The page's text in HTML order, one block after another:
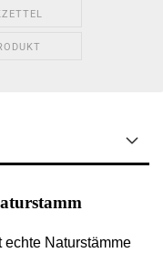
Naturstämme